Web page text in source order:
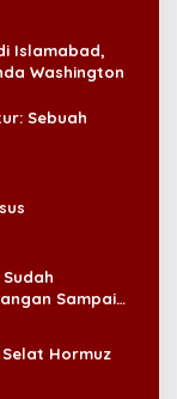
Islamabad,
Washington
Sebuah
Sampai
Hormuz